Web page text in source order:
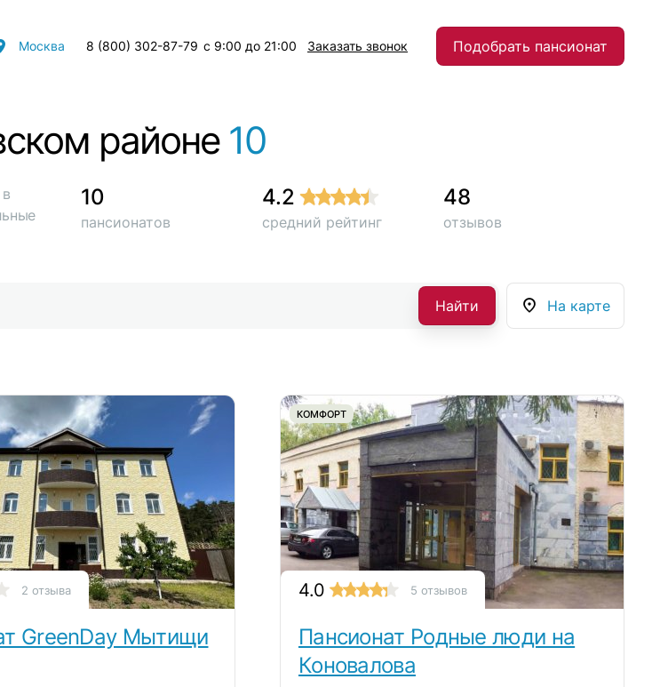
Москва 8 (800) 302-87-79 с 9:00 до 21:00 Заказать звонок Подобрать пансионат
районе 10
10
пансионатов
4.2
средний рейтинг
48
отзывов
Найти На карте
2 отзыва
GreenDay Мытищи
КОМФОРТ
4.0 5 отзывов
Пансионат Родные люди на
Коновалова